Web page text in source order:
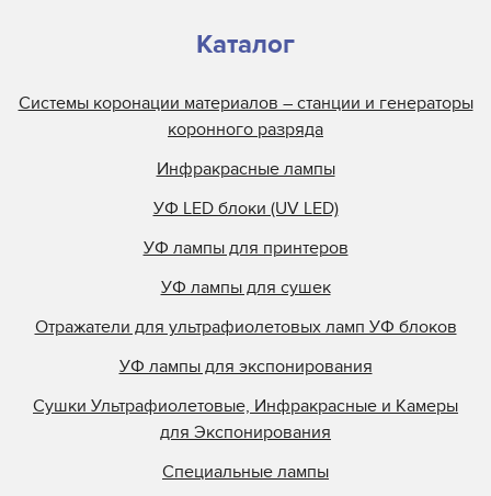
Каталог
Системы коронации материалов – станции и генераторы
коронного разряда
Инфракрасные лампы
УФ LED блоки (UV LED)
УФ лампы для принтеров
УФ лампы для сушек
Отражатели для ультрафиолетовых ламп УФ блоков
УФ лампы для экспонирования
Сушки Ультрафиолетовые, Инфракрасные и Камеры
для Экспонирования
Специальные лампы